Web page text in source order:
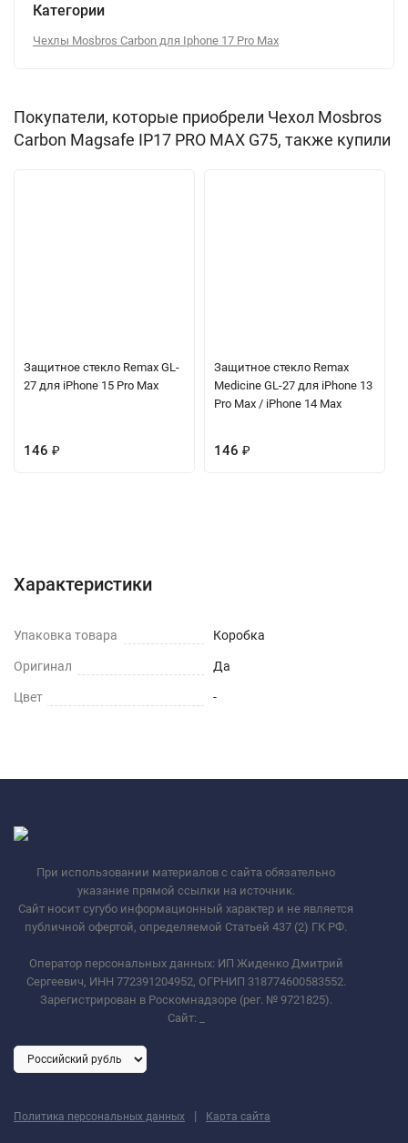
Категории
Чехлы Mosbros Carbon для Iphone 17 Pro Max
Покупатели, которые приобрели Чехол Mosbros
Carbon Magsafe IP17 PRO MAX G75, также купили
Защитное стекло Remax GL-
27 для iPhone 15 Pro Max
146 ₽
Защитное стекло Remax
Medicine GL-27 для iPhone 13
Pro Max / iPhone 14 Max
146 ₽
Характеристики
Упаковка товара Коробка
Оригинал Да
Цвет -
При использовании материалов с сайта обязательно
указание прямой ссылки на источник.
Сайт носит сугубо информационный характер и не является
публичной офертой, определяемой Статьей 437 (2) ГК РФ.
Оператор персональных данных: ИП Жиденко Дмитрий
Сергеевич, ИНН 772391204952, ОГРНИП 318774600583552.
Зарегистрирован в Роскомнадзоре (рег. № 9721825).
Сайт:
Политика персональных данных | Карта сайта